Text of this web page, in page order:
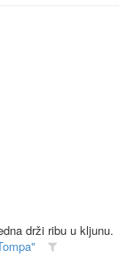
drži ribu u kljunu.